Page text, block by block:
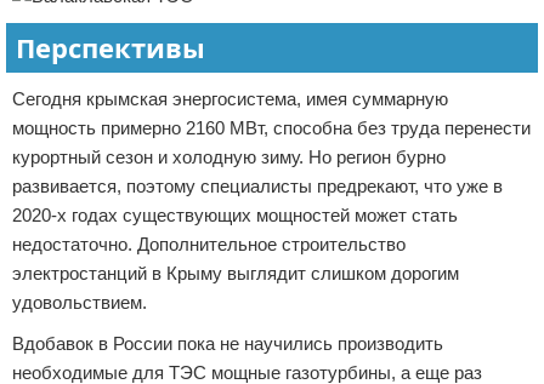
Перспективы
Сегодня крымская энергосистема, имея суммарную
мощность примерно 2160 МВт, способна без труда перенести
курортный сезон и холодную зиму. Но регион бурно
развивается, поэтому специалисты предрекают, что уже в
2020-х годах существующих мощностей может стать
недостаточно. Дополнительное строительство
электростанций в Крыму выглядит слишком дорогим
удовольствием.
Вдобавок в России пока не научились производить
необходимые для ТЭС мощные газотурбины, а еще раз